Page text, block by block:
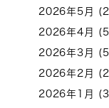
2026年5月
2026年4月
2026年3月
2026年2月
2026年1月